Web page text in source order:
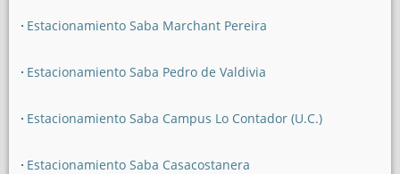
Estacionamiento Saba Marchant Pereira
Estacionamiento Saba Pedro de Valdivia
Estacionamiento Saba Campus Lo Contador (U.C.)
Estacionamiento Saba Casacostanera